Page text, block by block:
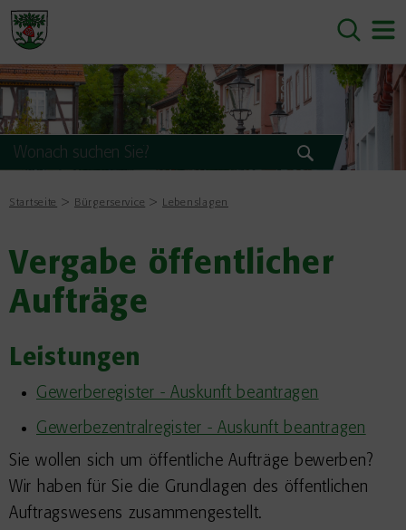
Startseite Bürgerservice Lebenslagen
Vergabe öffentlicher
Aufträge
Leistungen
Gewerberegister - Auskunft beantragen
Gewerbezentralregister - Auskunft beantragen
Sie wollen sich um öffentliche Aufträge bewerben?
Wir haben für Sie die Grundlagen des öffentlichen
Auftragswesens zusammengestellt.